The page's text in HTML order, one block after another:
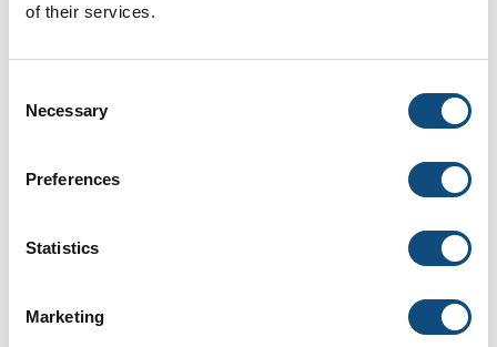
of their services.
Selection
Necessary
Preferences
Statistics
Marketing